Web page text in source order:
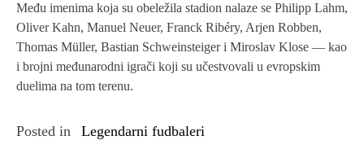
Među imenima koja su obeležila stadion nalaze se Philipp Lahm,
Oliver Kahn, Manuel Neuer, Franck Ribéry, Arjen Robben,
Thomas Müller, Bastian Schweinsteiger i Miroslav Klose — kao
i brojni međunarodni igrači koji su učestvovali u evropskim
duelima na tom terenu.
Posted in Legendarni fudbaleri